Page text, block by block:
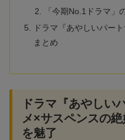
「今期No.1ドラマ」
ドラマ『あやしいパー
まとめ
ドラマ『あやしい
メ×サスペンスの
を魅了